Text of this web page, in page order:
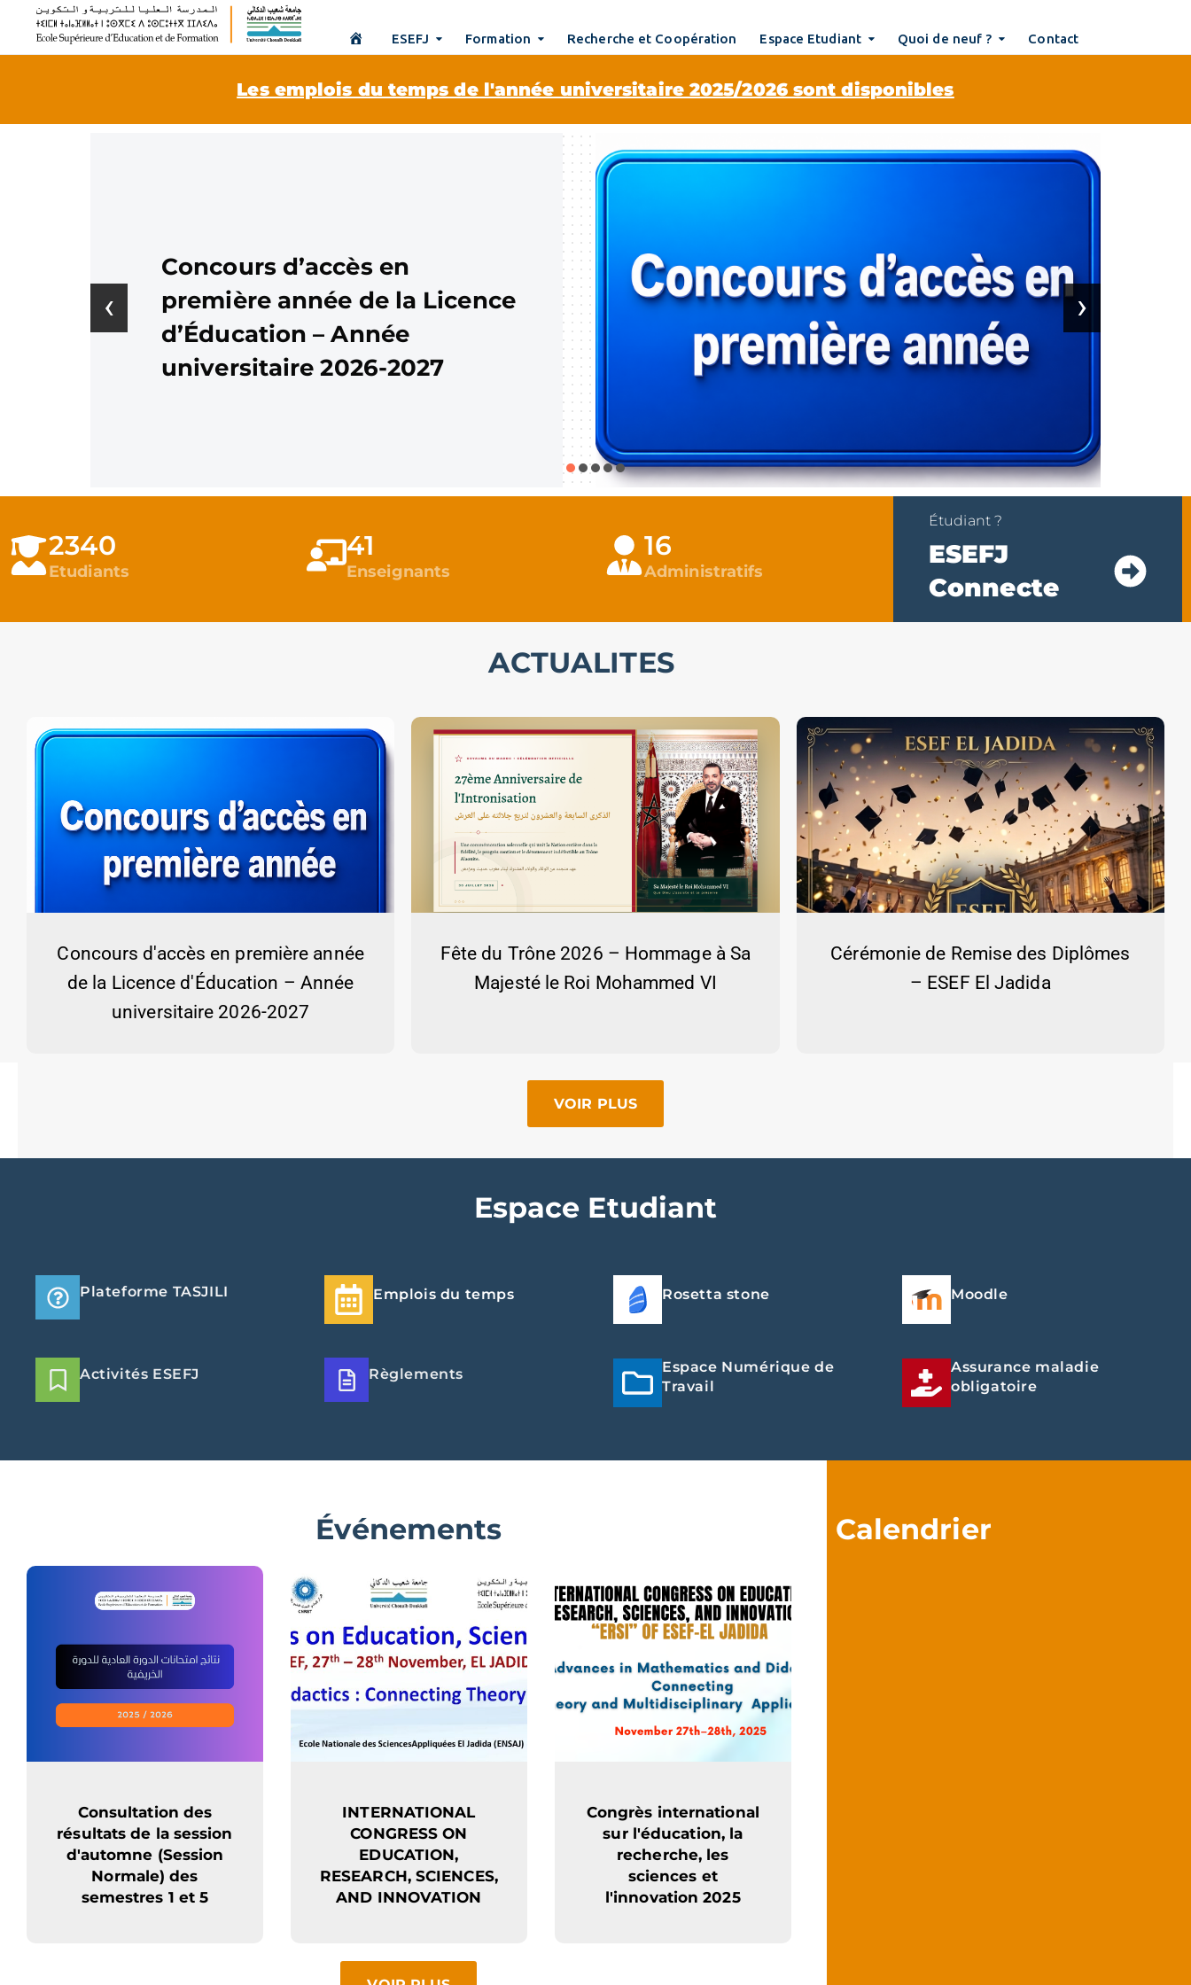
ESEFJ Formation Recherche et Coopération Espace Etudiant Quoi de neuf ? Contact
Les emplois du temps de l'année universitaire 2025/2026 sont disponibles
Concours d’accès en
première année de la Licence
d’Éducation – Année
universitaire 2026-2027
‹ ›
2340
Etudiants
41
Enseignants
16
Administratifs
Étudiant ?
ESEFJ
Connecte
ACTUALITES
Concours d'accès en première année
de la Licence d'Éducation – Année
universitaire 2026-2027
Fête du Trône 2026 – Hommage à Sa
Majesté le Roi Mohammed VI
Cérémonie de Remise des Diplômes
– ESEF El Jadida
VOIR PLUS
Espace Etudiant
Plateforme TASJILI Emplois du temps Rosetta stone Moodle
Activités ESEFJ Règlements
Espace Numérique de
Travail
Assurance maladie
obligatoire
Événements
Consultation des
résultats de la session
d'automne (Session
Normale) des
semestres 1 et 5
INTERNATIONAL
CONGRESS ON
EDUCATION,
RESEARCH, SCIENCES,
AND INNOVATION
Congrès international
sur l'éducation, la
recherche, les
sciences et
l'innovation 2025
Calendrier